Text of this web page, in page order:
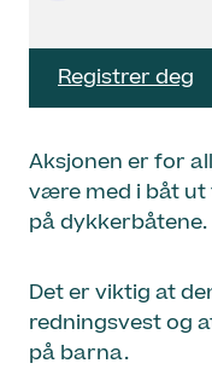
Registrer deg
Aksjonen er for
være med i båt
på dykkerbåtene.
Det er viktig at
redningsvest og
på barna.